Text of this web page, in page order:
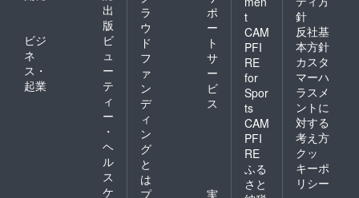
出
版
ビジ
ネ
ス・
起業
ビ
ュ
ー
テ
ィ
ー
・
ヘ
ル
ス
ケ
ラ
ウ
ド
フ
ァ
ン
デ
ィ
ン
グ
と
は
ポ
ー
ト
サ
ー
ビ
ス
プ 実
t
CAM
PFI
RE
for
Spor
ts
CAM
PFI
RE
ふる
さと
針
反社基
本方針
カスタ
マーハ
ラスメ
ントに
対する
考え方
クッ
キーポ
リシー